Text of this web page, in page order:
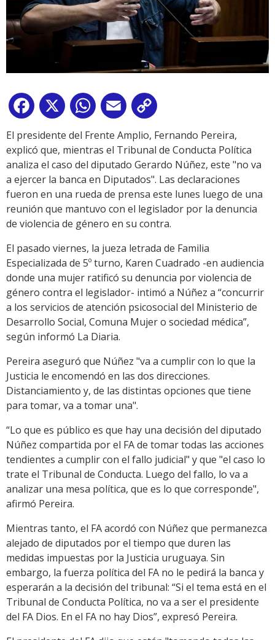
Facebook
X WhatsApp
Email
Link
El presidente del Frente Amplio, Fernando Pereira,
explicó que, mientras el Tribunal de Conducta Política
analiza el caso del diputado Gerardo Núñez, este "no va
a ejercer la banca en Diputados". Las declaraciones
fueron en una rueda de prensa este lunes luego de una
reunión que mantuvo con el legislador por la denuncia
de violencia de género en su contra.
El pasado viernes, la jueza letrada de Familia
Especializada de 5º turno, Karen Cuadrado -en audiencia
donde una mujer ratificó su denuncia por violencia de
género contra el legislador- intimó a Núñez a “concurrir
a los servicios de atención psicosocial del Ministerio de
Desarrollo Social, Comuna Mujer o sociedad médica”,
según informó La Diaria.
Pereira aseguró que Núñez "va a cumplir con lo que la
Justicia le encomendó en las dos direcciones.
Distanciamiento y, de las distintas opciones que tiene
para tomar, va a tomar una".
“Lo que es público es que hay una decisión del diputado
Núñez compartida por el FA de tomar todas las acciones
tendientes a cumplir con el fallo judicial" y que "el caso lo
trate el Tribunal de Conducta. Luego del fallo, lo va a
analizar una mesa política, que es lo que corresponde",
afirmó Pereira.
Mientras tanto, el FA acordó con Núñez que permanezca
alejado de diputados por el tiempo que duren las
medidas impuestas por la Justicia uruguaya. Sin
embargo, la fuerza política del FA no le pedirá la banca y
esperarán a la decisión del tribunal: “Si el tema está en el
Tribunal de Conducta Política, no va a ser el presidente
del FA Dios. En el FA no hay Dios”, expresó Pereira.